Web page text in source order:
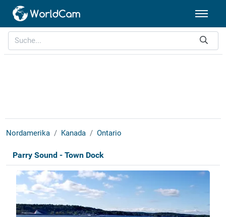
Nordamerika Kanada Ontario
Parry Sound - Town Dock